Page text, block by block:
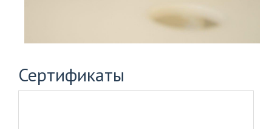
Сертификаты